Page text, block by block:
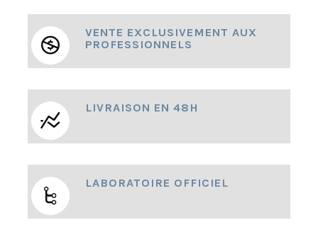
VENTE EXCLUSIVEMENT AUX
PROFESSIONNELS
LIVRAISON EN 48H
LABORATOIRE OFFICIEL